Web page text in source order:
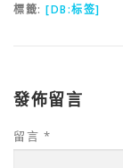
標籤: [DB:标签]
發佈留言
留言 *